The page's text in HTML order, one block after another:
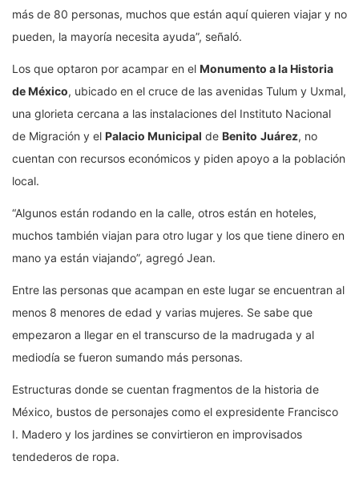
más de 80 personas, muchos que están aquí quieren viajar y no
pueden, la mayoría necesita ayuda”, señaló.
Los que optaron por acampar en el Monumento a la Historia
de México, ubicado en el cruce de las avenidas Tulum y Uxmal,
una glorieta cercana a las instalaciones del Instituto Nacional
de Migración y el Palacio Municipal de Benito Juárez, no
cuentan con recursos económicos y piden apoyo a la población
local.
“Algunos están rodando en la calle, otros están en hoteles,
muchos también viajan para otro lugar y los que tiene dinero en
mano ya están viajando”, agregó Jean.
Entre las personas que acampan en este lugar se encuentran al
menos 8 menores de edad y varias mujeres. Se sabe que
empezaron a llegar en el transcurso de la madrugada y al
mediodía se fueron sumando más personas.
Estructuras donde se cuentan fragmentos de la historia de
México, bustos de personajes como el expresidente Francisco
I. Madero y los jardines se convirtieron en improvisados
tendederos de ropa.